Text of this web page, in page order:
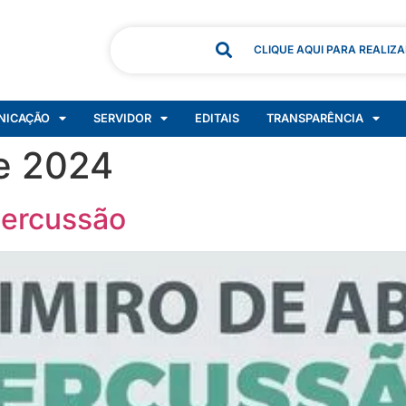
CLIQUE AQUI PARA
SERVIDOR EDITAIS TRANSPARÊNCIA
2024